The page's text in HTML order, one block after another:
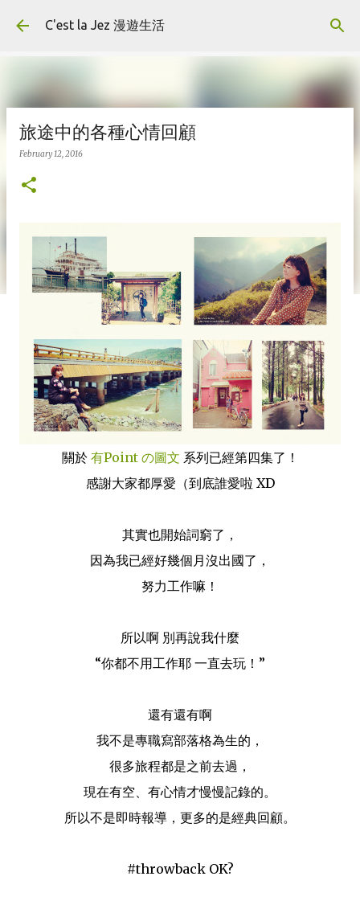
Skip to main content
C'est la Jez 漫遊生活
旅途中的各種心情回顧
February 12, 2016
關於 有Point の圖文 系列已經第四集了！
感謝大家都厚愛（到底誰愛啦 XD
其實也開始詞窮了，
因為我已經好幾個月沒出國了，
努力工作嘛！
所以啊 別再說我什麼
“你都不用工作耶 一直去玩！”
還有還有啊
我不是專職寫部落格為生的，
很多旅程都是之前去過，
現在有空、有心情才慢慢記錄的。
所以不是即時報導，更多的是經典回顧。
#throwback OK?